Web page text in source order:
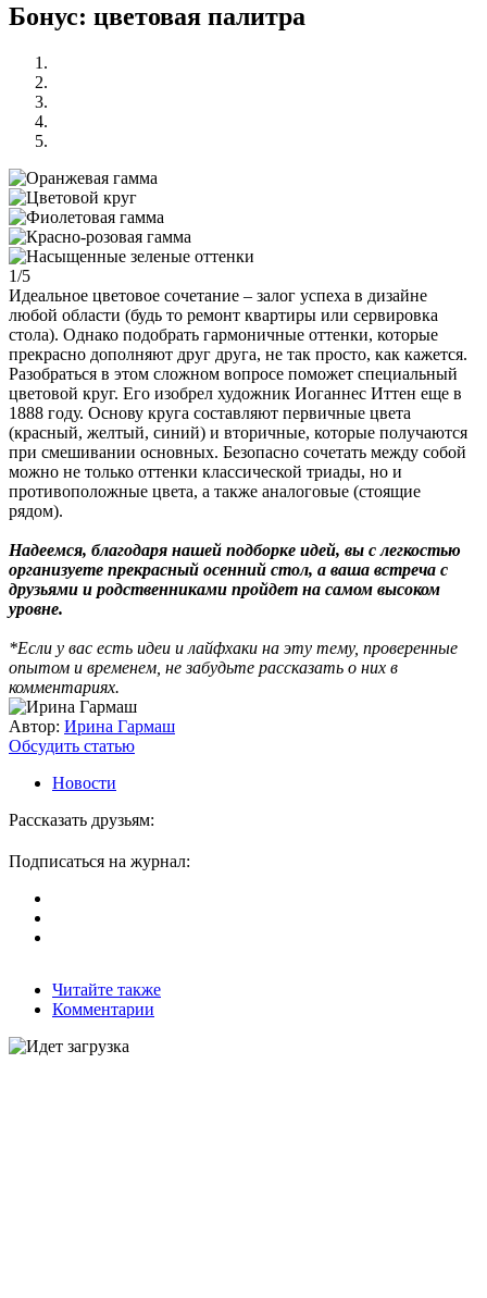
Бонус: цветовая палитра
1/5
Идеальное цветовое сочетание – залог успеха в дизайне
любой области (будь то ремонт квартиры или сервировка
стола). Однако подобрать гармоничные оттенки, которые
прекрасно дополняют друг друга, не так просто, как кажется.
Разобраться в этом сложном вопросе поможет специальный
цветовой круг. Его изобрел художник Иоганнес Иттен еще в
1888 году. Основу круга составляют первичные цвета
(красный, желтый, синий) и вторичные, которые получаются
при смешивании основных. Безопасно сочетать между собой
можно не только оттенки классической триады, но и
противоположные цвета, а также аналоговые (стоящие
рядом).
Надеемся, благодаря нашей подборке идей, вы с легкостью
организуете прекрасный осенний стол, а ваша встреча с
друзьями и родственниками пройдет на самом высоком
уровне.
*Если у вас есть идеи и лайфхаки на эту тему, проверенные
опытом и временем, не забудьте рассказать о них в
комментариях.
Автор: Ирина Гармаш
Обсудить статью
Новости
Рассказать друзьям:
Подписаться на журнал:
Читайте также
Комментарии